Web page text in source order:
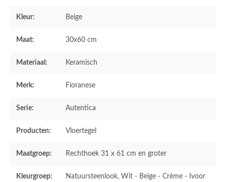
Kleur: Beige
Maat: 30x60 cm
Materiaal: Keramisch
Merk: Fioranese
Serie: Autentica
Producten: Vloertegel
Maatgroep: Rechthoek 31 x 61 cm en groter
Kleurgroep: Natuursteenlook, Wit - Beige - Crème - Ivoor